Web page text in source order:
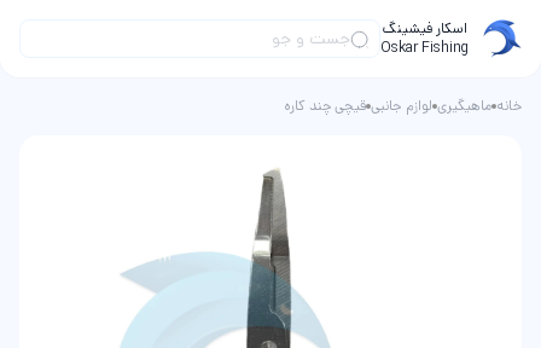
اسکار فیشینگ
Oskar Fishing
خانه ماهیگیری لوازم جانبی قیچی چند کاره